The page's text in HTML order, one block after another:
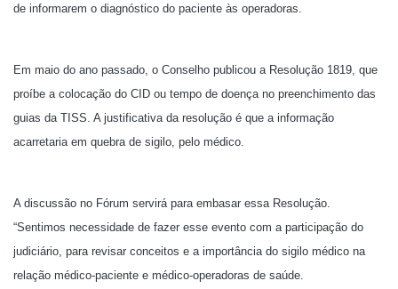
de informarem o diagnóstico do paciente às operadoras.
Em maio do ano passado, o Conselho publicou a Resolução 1819, que
proíbe a colocação do CID ou tempo de doença no preenchimento das
guias da TISS. A justificativa da resolução é que a informação
acarretaria em quebra de sigilo, pelo médico.
A discussão no Fórum servirá para embasar essa Resolução.
“Sentimos necessidade de fazer esse evento com a participação do
judiciário, para revisar conceitos e a importância do sigilo médico na
relação médico-paciente e médico-operadoras de saúde.